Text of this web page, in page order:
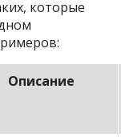
которые
Описание